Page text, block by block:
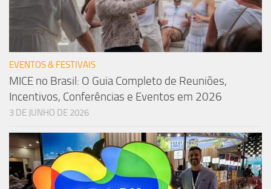
EVENTOS & FESTIVAIS
MICE no Brasil: O Guia Completo de Reuniões,
Incentivos, Conferências e Eventos em 2026
3 DE JUNHO DE 2026